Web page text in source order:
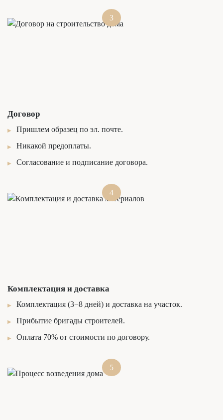
3
Договор
Пришлем образец по эл. почте.
Никакой предоплаты.
Согласование и подписание договора.
4
Комплектация и доставка
Комплектация (3−8 дней) и доставка на участок.
Прибытие бригады строителей.
Оплата 70% от стоимости по договору.
5